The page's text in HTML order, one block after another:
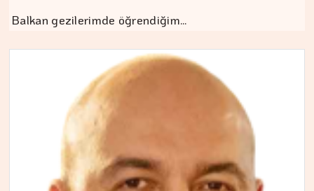
Balkan gezilerimde öğrendiğim…